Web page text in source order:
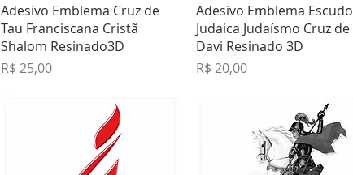
Visualização rápida
Adesivo Emblema Cruz de
Tau Franciscana Cristã
Shalom Resinado3D
Preço
R$ 25,00
Visualização rápida
Adesivo Emblema Escudo
Judaica Judaísmo Cruz de
Davi Resinado 3D
Preço
R$ 20,00